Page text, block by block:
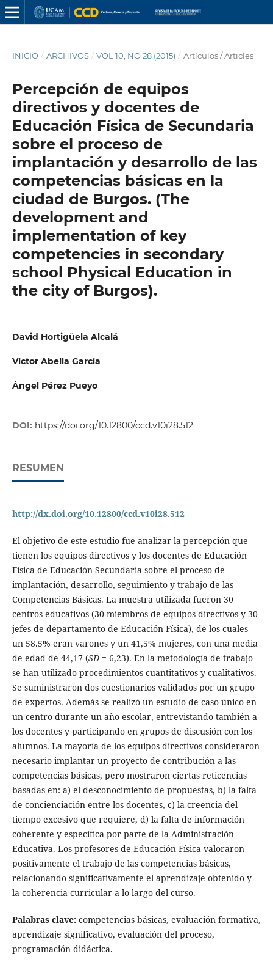
INICIO / ARCHIVOS / VOL 10, NO 28 (2015) / Artículos / Articles
Percepción de equipos
directivos y docentes de
Educación Física de Secundaria
sobre el proceso de
implantación y desarrollo de las
competencias básicas en la
ciudad de Burgos. (The
development and
implementation of key
competencies in secondary
school Physical Education in
the city of Burgos).
David Hortigüela Alcalá
Víctor Abella García
Ángel Pérez Pueyo
DOI: https://doi.org/10.12800/ccd.v10i28.512
RESUMEN
http://dx.doi.org/10.12800/ccd.v10i28.512
El objetivo de este estudio fue analizar la percepción que
tienen los equipos directivos y los docentes de Educación
Física de Educación Secundaria sobre el proceso de
implantación, desarrollo, seguimiento y trabajo de las
Competencias Básicas. La muestra utilizada fueron 30
centros educativos (30 miembros de equipos directivos y 30
jefes de departamento de Educación Física), de los cuales
un 58.5% eran varones y un 41,5% mujeres, con una media
de edad de 44,17 (SD = 6,23). En la metodología de trabajo
se han utilizado procedimientos cuantitativos y cualitativos.
Se suministraron dos cuestionarios validados por un grupo
de expertos. Además se realizó un estudio de caso único en
un centro durante un año escolar, entrevistando también a
los docentes y participando en grupos de discusión con los
alumnos. La mayoría de los equipos directivos consideraron
necesario implantar un proyecto de contribución a las
competencias básicas, pero mostraron ciertas reticencias
basadas en: a) el desconocimiento de propuestas, b) la falta
de concienciación entre los docentes, c) la creencia del
tiempo excesivo que requiere, d) la falta de información
coherente y específica por parte de la Administración
Educativa. Los profesores de Educación Física valoraron
positivamente el trabajo de las competencias básicas,
relacionando significativamente el aprendizaje obtenido y
la coherencia curricular a lo largo del curso.
Palabras clave: competencias básicas, evaluación formativa,
aprendizaje significativo, evaluación del proceso,
programación didáctica.